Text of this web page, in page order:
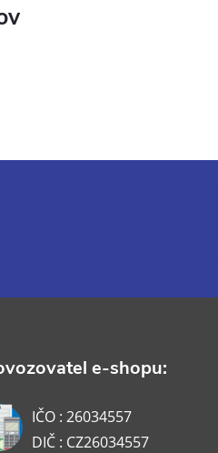
e-shopu:
IČO : 26034557
DIČ : CZ26034557